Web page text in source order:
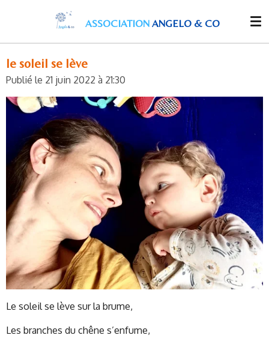
contenu
ASSOCIATION ANGELO & CO
le soleil se lève
Publié le 21 juin 2022 à 21:30
Le soleil se lève sur la brume,
Les branches du chêne s’enfume,